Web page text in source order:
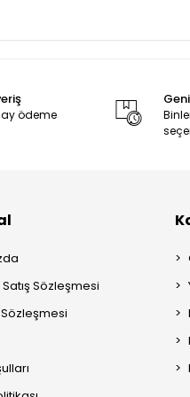
ödeme
Sözleşmesi
Sözleşmesi